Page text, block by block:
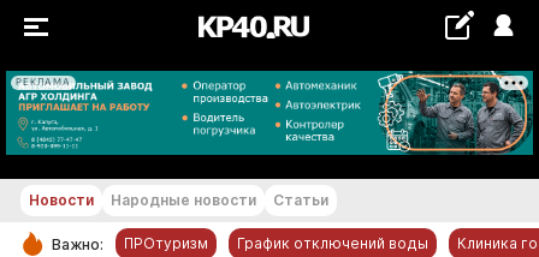
РЕКЛАМА
+20...+21 °С
Новости Народные новости Статьи
Важно: ПРОтуризм График отключений воды Клиника